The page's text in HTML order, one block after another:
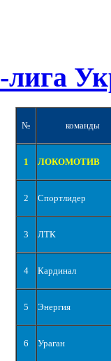
№ команды
1 ЛОКОМОТИВ
2 Спортлидер
3 ЛТК
4 Кардинал
5 Энергия
6 Ураган